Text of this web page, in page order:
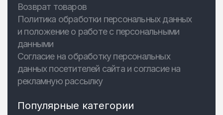
Возврат товаров
Политика обработки персональных данных
и положение о работе с персональными
данными
Согласие на обработку персональных
данных посетителей сайта и согласие на
рекламную рассылку
Популярные категории